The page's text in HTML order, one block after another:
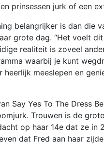
prinsessen jurk of een
belangrijker is dan die
grote dag. “Het voelt
realiteit is zoveel
waarbij je kunt
meeslepen en
Say Yes To The Dress
Trouwen is de
op haar 14e dat ze in
dat Fred aan haar